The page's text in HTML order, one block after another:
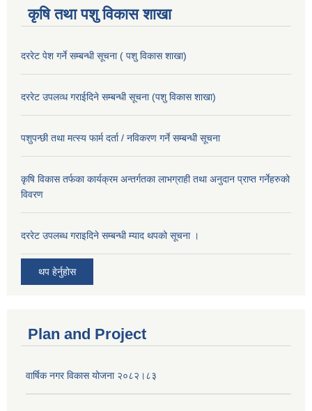
कृषि तथा पशु विकास शाखा
दररेट पेश गर्ने सम्बन्धी सूचना ( पशु विकास शाखा)
दररेट उपलव्ध गराईदिने सम्बन्धी सूचना (पशु विकास शाखा)
पशुपन्छी तथा मत्स्य फार्म दर्ता / नविकरण गर्ने सम्बन्धी सूचना
कृषि विकास तर्फका कार्यक्रम अन्तर्गतका लाभग्राही तथा अनुदान प्राप्त गर्नेहरुको
विवरण
दररेट उपलब्ध गराइदिने सम्बन्धी म्याद थपको सूचना ।
थप हेर्नुहोस
Plan and Project
वार्षिक नगर विकास योजना २०८२।८३